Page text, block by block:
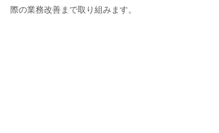
際の業務改善まで取り組みます。